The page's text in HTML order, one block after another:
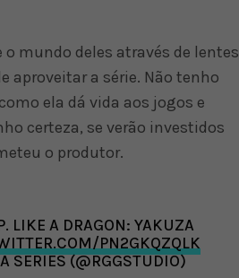
mundo deles através de lentes
aproveitar a série. Não tenho
ela dá vida aos jogos e
certeza, se verão investidos
o produtor.
LIKE A DRAGON: YAKUZA
PN2GKQZQLK
SERIES (@RGGSTUDIO)